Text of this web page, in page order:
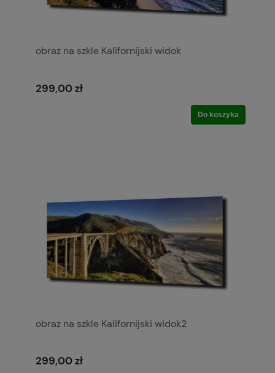
obraz na szkle Kalifornijski widok
299,00 zł
Do koszyka
obraz na szkle Kalifornijski widok2
299,00 zł